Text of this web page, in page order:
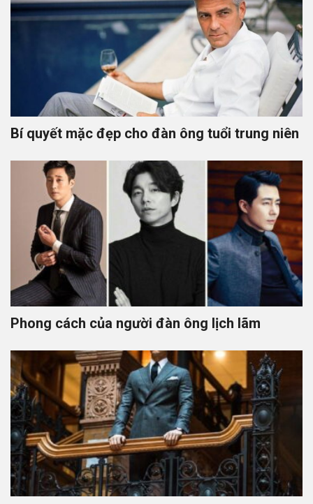
Bí quyết mặc đẹp cho đàn ông tuổi trung niên
Phong cách của người đàn ông lịch lãm